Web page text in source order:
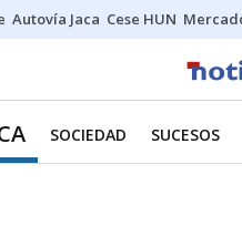
Autovía Jaca Cese HUN
SOCIEDAD SUCESOS